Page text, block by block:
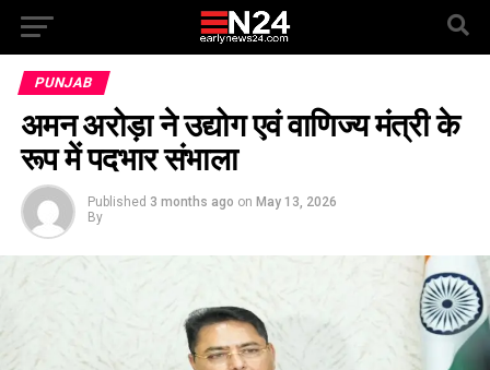
PUNJAB
अमन अरोड़ा ने उद्योग एवं वाणिज्य मंत्री के
रूप में पदभार संभाला
Published 3 months ago on May 13, 2026
By